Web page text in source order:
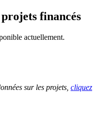
financés
actuellement.
sur les projets, cliquez